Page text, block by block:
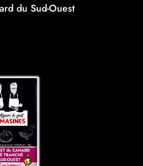
du Sud-Ouest